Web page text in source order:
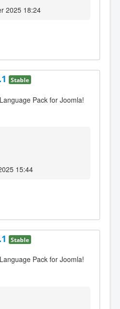
2025 18:24
Stable
Pack for Joomla!
15:44
Stable
Pack for Joomla!